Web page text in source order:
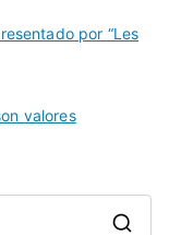
por “Les
valores